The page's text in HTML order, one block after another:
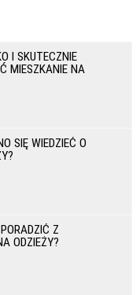
I SKUTECZNIE
MIESZKANIE NA
SIĘ WIEDZIEĆ O
Z
ODZIEŻY?